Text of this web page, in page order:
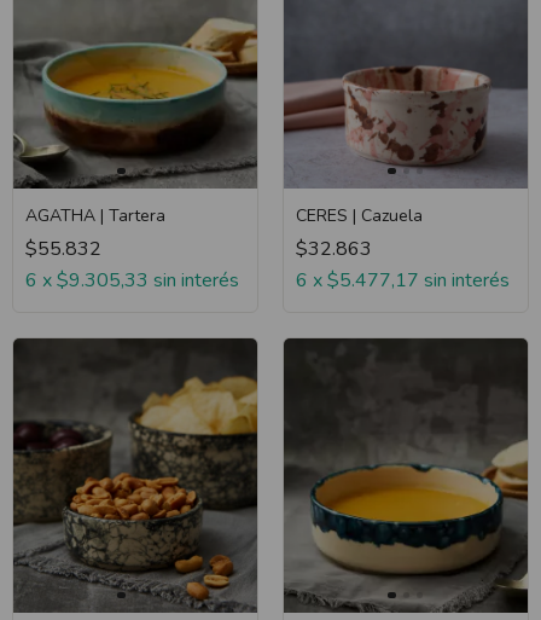
AGATHA | Tartera
$55.832
6 x$9.305,33 sin interés
CERES | Cazuela
$32.863
6 x$5.477,17 sin interés